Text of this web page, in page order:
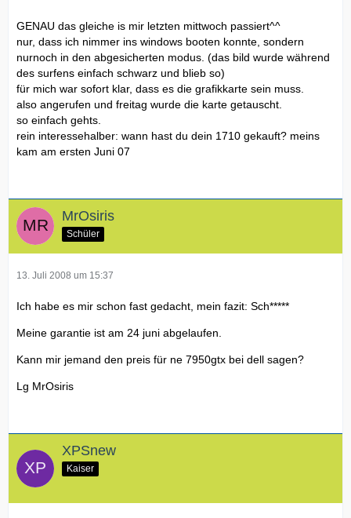
GENAU das gleiche is mir letzten mittwoch passiert^^
nur, dass ich nimmer ins windows booten konnte, sondern
nurnoch in den abgesicherten modus. (das bild wurde während
des surfens einfach schwarz und blieb so)
für mich war sofort klar, dass es die grafikkarte sein muss.
also angerufen und freitag wurde die karte getauscht.
so einfach gehts.
rein interessehalber: wann hast du dein 1710 gekauft? meins
kam am ersten Juni 07
MrOsiris
Schüler
13. Juli 2008 um 15:37
Ich habe es mir schon fast gedacht, mein fazit: Sch*****
Meine garantie ist am 24 juni abgelaufen.
Kann mir jemand den preis für ne 7950gtx bei dell sagen?
Lg MrOsiris
XPSnew
Kaiser